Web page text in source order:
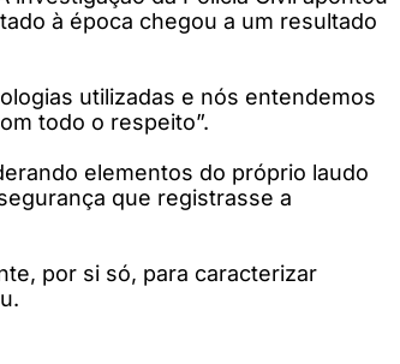
à época chegou a um resultado
utilizadas e nós entendemos
todo o respeito”.
elementos do próprio laudo
que registrasse a
por si só, para caracterizar